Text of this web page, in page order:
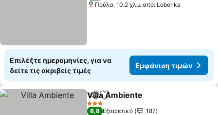
Πούλα, 10.2 χλμ. από: Loborika
Επιλέξτε ημερομηνίες, για να
δείτε τις ακριβείς τιμές
Εμφάνιση τιμών
Κοινοποίηση
Προσθήκη στα αγαπημένα
Villa Ambiente
3 Αστέρια
8,8 Εξαιρετικό
187